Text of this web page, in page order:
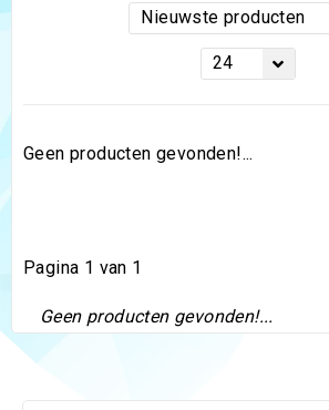
Nieuwste producten
24
Geen producten gevonden!...
Pagina 1 van 1
Geen producten gevonden!...